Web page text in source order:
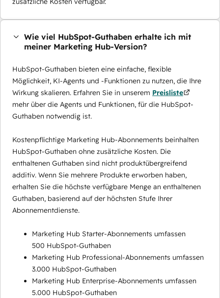
Wie viel HubSpot-Guthaben erhalte ich mit
meiner Marketing Hub-Version?
HubSpot-Guthaben bieten eine einfache, flexible
Möglichkeit, KI-Agents und -Funktionen zu nutzen, die Ihre
Wirkung skalieren. Erfahren Sie in unserem Preisliste
mehr über die Agents und Funktionen, für die HubSpot-
Guthaben notwendig ist.
Kostenpflichtige Marketing Hub-Abonnements beinhalten
HubSpot-Guthaben ohne zusätzliche Kosten. Die
enthaltenen Guthaben sind nicht produktübergreifend
additiv. Wenn Sie mehrere Produkte erworben haben,
erhalten Sie die höchste verfügbare Menge an enthaltenen
Guthaben, basierend auf der höchsten Stufe Ihrer
Abonnementdienste.
Marketing Hub Starter-Abonnements umfassen
500 HubSpot-Guthaben
Marketing Hub Professional-Abonnements umfassen
3.000 HubSpot-Guthaben
Marketing Hub Enterprise-Abonnements umfassen
5.000 HubSpot-Guthaben